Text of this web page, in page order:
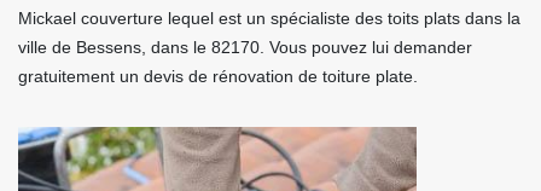
Mickael couverture lequel est un spécialiste des toits plats dans la
ville de Bessens, dans le 82170. Vous pouvez lui demander
gratuitement un devis de rénovation de toiture plate.